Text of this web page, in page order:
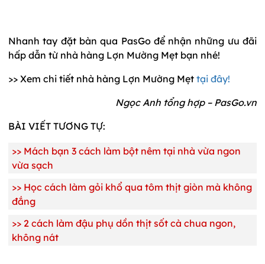
Nhanh tay đặt bàn qua PasGo để nhận những ưu đãi
hấp dẫn từ nhà hàng Lợn Mường Mẹt bạn nhé!
>> Xem chi tiết nhà hàng Lợn Mường Mẹt tại đây!
Ngọc Anh tổng hợp – PasGo.vn
BÀI VIẾT TƯƠNG TỰ:
>> Mách bạn 3 cách làm bột nêm tại nhà vừa ngon
vừa sạch
>> Học cách làm gỏi khổ qua tôm thịt giòn mà không
đắng
>> 2 cách làm đậu phụ dồn thịt sốt cà chua ngon,
không nát